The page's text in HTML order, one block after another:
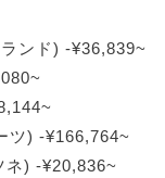
ンド) -¥36,839~
ツ) -¥166,764~
ネ) -¥20,836~